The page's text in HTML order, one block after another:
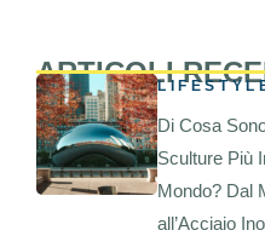
ARTICOLI
Di Cosa
Sculture Più
Mondo? Dal
all’Acciaio